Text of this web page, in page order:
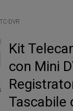
DVR
Kit
con Mini
Tascabile